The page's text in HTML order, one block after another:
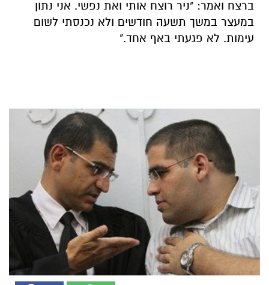
ברצח ואמר: "ניר רוצח אותי ואת נפשי. אני נתון
במעצר במשך תשעה חודשים ולא נכנסתי לשום
עימות. לא פגעתי באף אחד."